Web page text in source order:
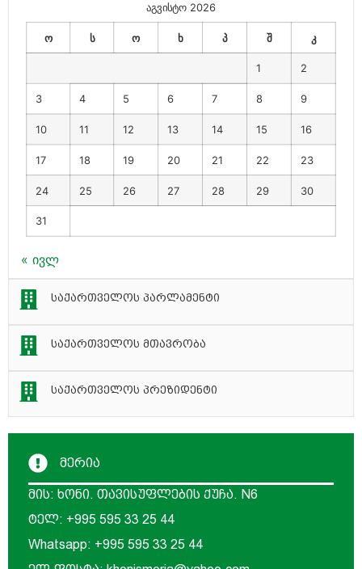
აგვისტო 2026
ო ს ო ხ პ შ კ
1 2
3 4 5 6 7 8 9
10 11 12 13 14 15 16
17 18 19 20 21 22 23
24 25 26 27 28 29 30
31
« ივლ
საქართველოს პარლამენტი
საქართველოს მთავრობა
საქართველოს პრეზიდენტი
მერია
მის: ხონი. თავისუფლების ქუჩა. N6
ტელ: +995 595 33 25 44
Whatsapp: +995 595 33 25 44